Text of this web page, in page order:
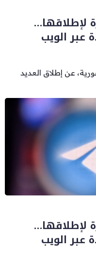
لإطلاقها…
عبر الويب
عن إطلاق العديد
لإطلاقها…
عبر الويب